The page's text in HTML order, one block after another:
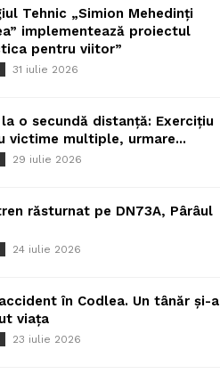
Tehnic „Simion Mehedinți
implementează proiectul
pentru viitor”
31 iulie 2026
o secundă distanță: Exercițiu
victime multiple, urmare...
29 iulie 2026
răsturnat pe DN73A, Pârâul
24 iulie 2026
în Codlea. Un tânăr și-a
viața
23 iulie 2026